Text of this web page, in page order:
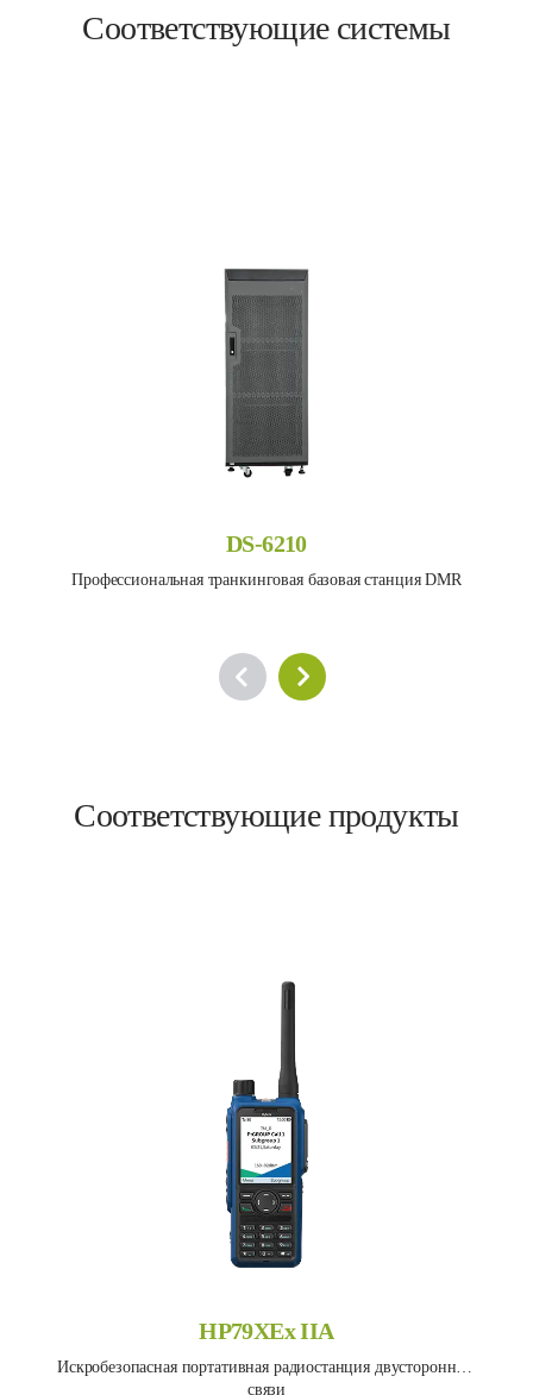
Соответствующие системы
DS-6210
Профессиональная транкинговая базовая станция DMR
Соответствующие продукты
HP79XEx IIA
Искробезопасная портативная радиостанция двусторонней
связи